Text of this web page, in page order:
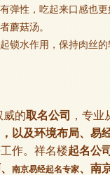
弹性，吃起来口感也更
蘑菇汤。
锁水作用，保持肉丝
威的取名公司
，专业
以及环境布局、易
作。祥名楼起名公
南京易经起名专家、南